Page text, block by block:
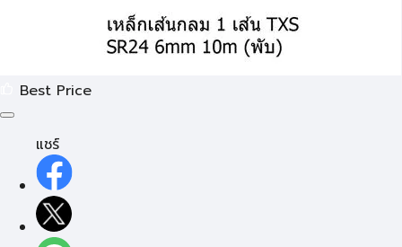
Best Price
แชร์